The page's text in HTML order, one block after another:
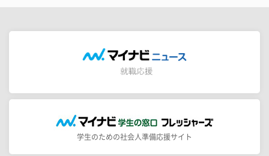
学生のための社会人準備応援サイト